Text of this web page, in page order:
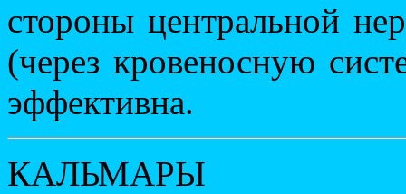
стороны центральной
(через кровеносную
эффективна.
КАЛЬМАРЫ